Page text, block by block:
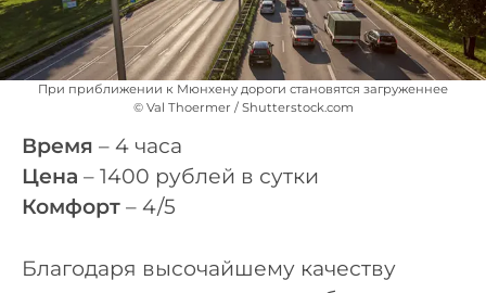
При приближении к Мюнхену дороги становятся загруженнее
© Val Thoermer / Shutterstock.com
Время – 4 часа
Цена – 1400 рублей в сутки
Комфорт – 4/5
Благодаря высочайшему качеству